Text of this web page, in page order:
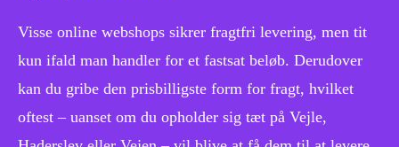
Visse online webshops sikrer fragtfri levering, men tit
kun ifald man handler for et fastsat beløb. Derudover
kan du gribe den prisbilligste form for fragt, hvilket
oftest – uanset om du opholder sig tæt på Vejle,